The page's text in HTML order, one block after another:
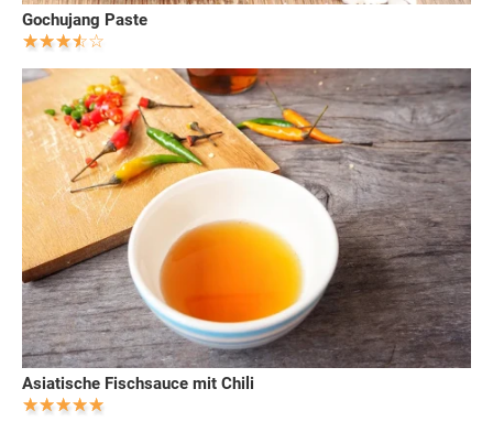
Gochujang Paste
Asiatische Fischsauce mit Chili